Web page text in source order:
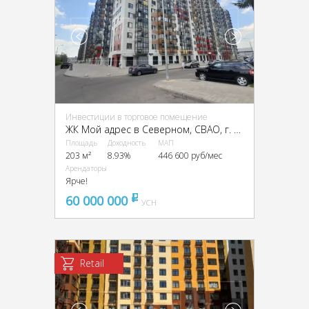
Инвестиции в торговое помещение
ЖК Мой адрес в Северном, CВАО, г. Москва, Долгопрудная аллея, 14к1
Площадь
203 м²
Доходность
8.93%
МАП
446 600 руб/мес
Арендаторы
Ярче!
60 000 000 pуб
УСН
Retail